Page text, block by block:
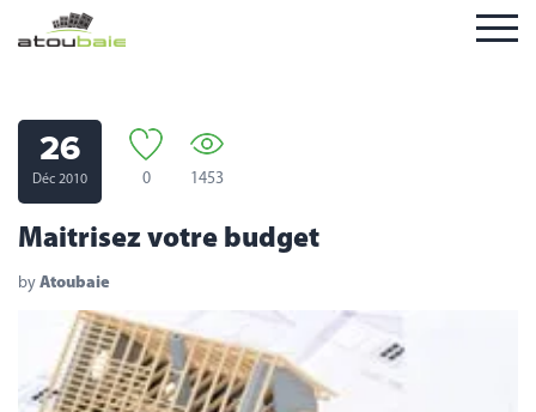
26
Déc 2010 0 1453
Maitrisez votre budget
by Atoubaie